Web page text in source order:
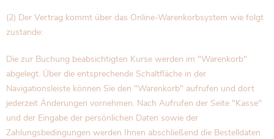
(2) Der Vertrag kommt über das Online-Warenkorbsystem wie folgt
zustande:
Die zur Buchung beabsichtigten Kurse werden im "Warenkorb"
abgelegt. Über die entsprechende Schaltfläche in der
Navigationsleiste können Sie den "Warenkorb" aufrufen und dort
jederzeit Änderungen vornehmen. Nach Aufrufen der Seite "Kasse"
und der Eingabe der persönlichen Daten sowie der
Zahlungsbedingungen werden Ihnen abschließend die Bestelldaten